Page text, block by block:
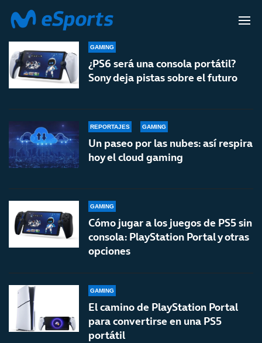
PLAYSTATION PORTAL
GAMING
¿PS6 será una consola portátil?
Sony deja pistas sobre el futuro
REPORTAJES GAMING
Un paseo por las nubes: así respira
hoy el cloud gaming
GAMING
Cómo jugar a los juegos de PS5 sin
consola: PlayStation Portal y otras
opciones
GAMING
El camino de PlayStation Portal
para convertirse en una PS5
portátil